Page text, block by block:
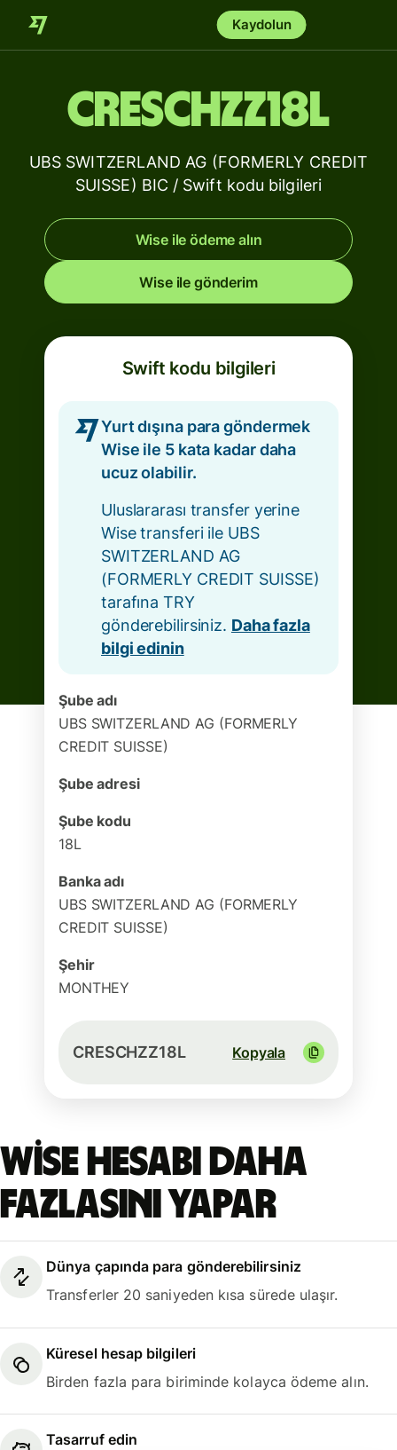
Kaydolun
CRESCHZZ18L
UBS SWITZERLAND AG (FORMERLY CREDIT
SUISSE) BIC / Swift kodu bilgileri
Wise ile ödeme alın
Wise ile gönderim
Swift kodu bilgileri
Yurt dışına para göndermek
Wise ile 5 kata kadar daha
ucuz olabilir.
Uluslararası transfer yerine
Wise transferi ile UBS
SWITZERLAND AG
(FORMERLY CREDIT SUISSE)
tarafına TRY
gönderebilirsiniz. Daha fazla
bilgi edinin
Şube adı
UBS SWITZERLAND AG (FORMERLY
CREDIT SUISSE)
Şube adresi
Şube kodu
18L
Banka adı
UBS SWITZERLAND AG (FORMERLY
CREDIT SUISSE)
Şehir
MONTHEY
CRESCHZZ18L Kopyala
Wise hesabı daha
fazlasını yapar
Dünya çapında para gönderebilirsiniz
Transferler 20 saniyeden kısa sürede ulaşır.
Küresel hesap bilgileri
Birden fazla para biriminde kolayca ödeme alın.
Tasarruf edin